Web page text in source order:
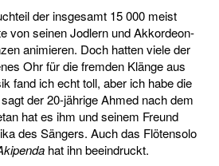
der insgesamt 15 000 meist
von seinen Jodlern und Akkordeon-
animieren. Doch hatten viele der
Ohr für die fremden Klänge aus
fand ich echt toll, aber ich habe die
der 20-jährige Ahmed nach dem
hat es ihm und seinem Freund
des Sängers. Auch das Flötensolo
hat ihn beeindruckt.